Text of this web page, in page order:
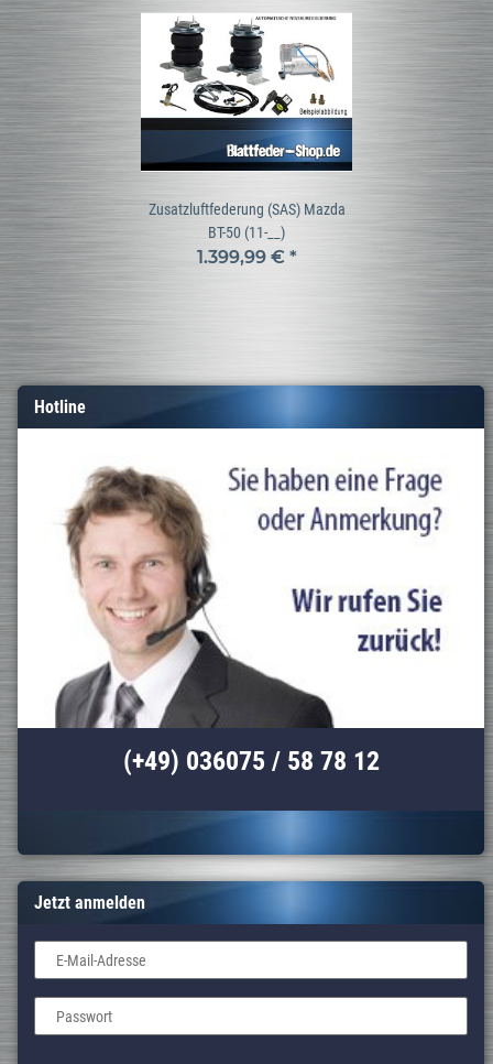
Zusatzluftfederung (SAS) Mazda
BT-50 (11-__)
1.399,99 € *
Hotline
(+49) 036075 / 58 78 12
Jetzt anmelden
E-Mail-Adresse
Passwort